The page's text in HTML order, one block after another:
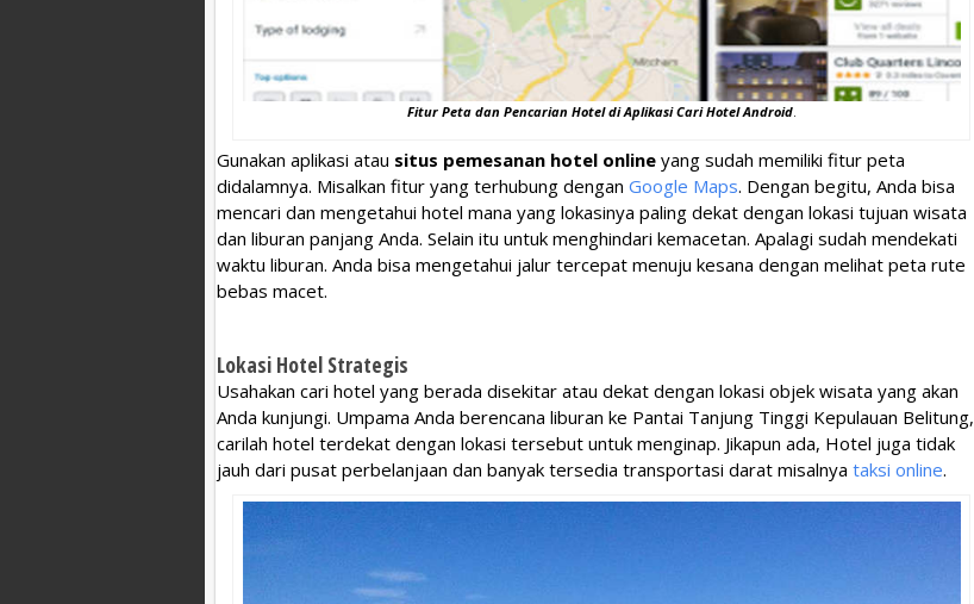
Fitur Peta dan Pencarian Hotel di Aplikasi Cari Hotel Android.
Gunakan aplikasi atau situs pemesanan hotel online yang sudah memiliki fitur peta
didalamnya. Misalkan fitur yang terhubung dengan Google Maps. Dengan begitu, Anda bisa
mencari dan mengetahui hotel mana yang lokasinya paling dekat dengan lokasi tujuan wisata
dan liburan panjang Anda. Selain itu untuk menghindari kemacetan. Apalagi sudah mendekati
waktu liburan. Anda bisa mengetahui jalur tercepat menuju kesana dengan melihat peta rute
bebas macet.
Lokasi Hotel Strategis
Usahakan cari hotel yang berada disekitar atau dekat dengan lokasi objek wisata yang akan
Anda kunjungi. Umpama Anda berencana liburan ke Pantai Tanjung Tinggi Kepulauan Belitung,
carilah hotel terdekat dengan lokasi tersebut untuk menginap. Jikapun ada, Hotel juga tidak
jauh dari pusat perbelanjaan dan banyak tersedia transportasi darat misalnya taksi online.